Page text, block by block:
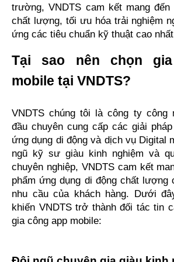
trường, VNDTS cam kết mang đến
chất lượng, tối ưu hóa trải nghiệm
ứng các tiêu chuẩn kỹ thuật cao
Tại sao nên chọn
mobile tại VNDTS?
VNDTS chúng tôi là công ty công
đầu chuyên cung cấp các giải pháp
ứng dụng di động và dịch vụ Digital
ngũ kỹ sư giàu kinh nghiệm và
chuyên nghiệp, VNDTS cam kết
phẩm ứng dụng di động chất lượng
nhu cầu của khách hàng. Dưới
khiến VNDTS trở thành đối tác tin
gia công app mobile: